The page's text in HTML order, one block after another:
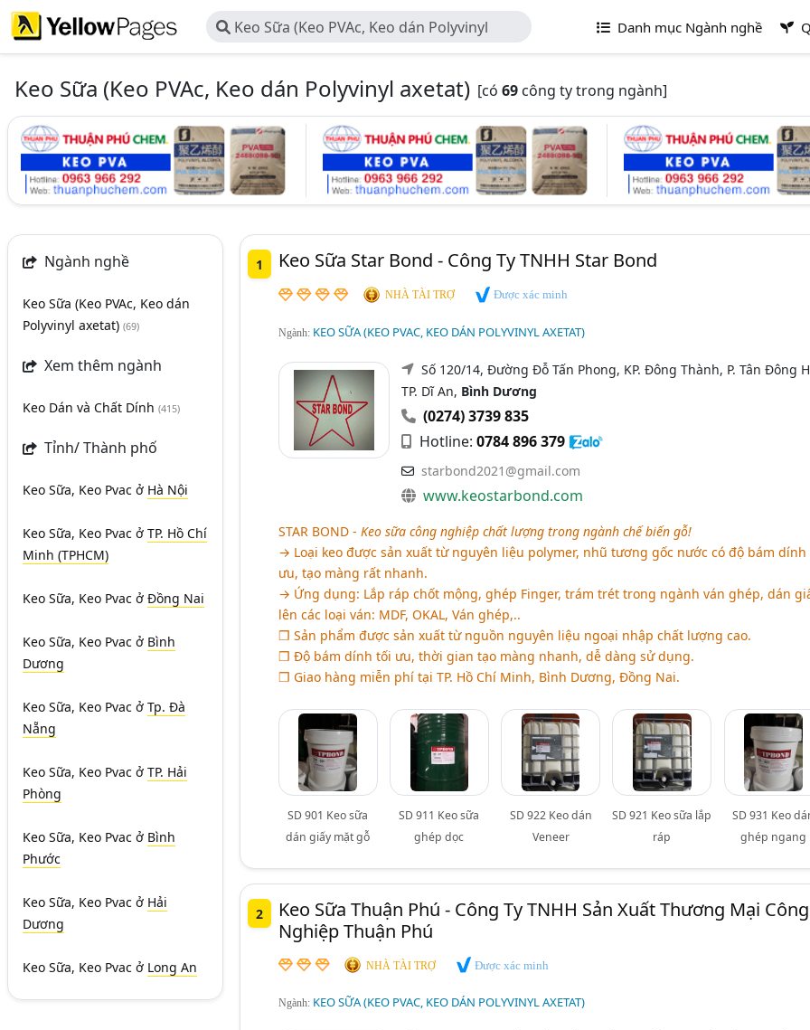
Keo Sữa (Keo PVAc, Keo dán Polyvinyl
axetat)
Danh mục Ngành nghề
Keo Sữa (Keo PVAc, Keo dán Polyvinyl axetat) [có 69 công ty trong ngành]
Ngành nghề
Keo Sữa (Keo PVAc, Keo dán
Polyvinyl axetat) (69)
Xem thêm ngành
Keo Dán và Chất Dính (415)
Tỉnh/ Thành phố
Keo Sữa, Keo Pvac ở Hà Nội
Keo Sữa, Keo Pvac ở TP. Hồ Chí
Minh (TPHCM)
Keo Sữa, Keo Pvac ở Đồng Nai
Keo Sữa, Keo Pvac ở Bình
Dương
Keo Sữa, Keo Pvac ở Tp. Đà
Nẵng
Keo Sữa, Keo Pvac ở TP. Hải
Phòng
Keo Sữa, Keo Pvac ở Bình
Phước
Keo Sữa, Keo Pvac ở Hải
Dương
Keo Sữa, Keo Pvac ở Long An
1 Keo Sữa Star Bond - Công Ty TNHH Star Bond
NHÀ TÀI TRỢ Được xác minh
Ngành: KEO SỮA (KEO PVAC, KEO DÁN POLYVINYL AXETAT)
Số 120/14, Đường Đỗ Tấn Phong, KP. Đông Thành, P. Tân Đông
TP. Dĩ An, Bình Dương
(0274) 3739 835
Hotline: 0784 896 379
starbond2021@gmail.com
www.keostarbond.com
STAR BOND - Keo sữa công nghiệp chất lượng trong ngành chế biến gỗ!
→ Loại keo được sản xuất từ nguyên liệu polymer, nhũ tương gốc nước có độ bám dính
ưu, tạo màng rất nhanh.
→ Ứng dụng: Lắp ráp chốt mộng, ghép Finger, trám trét trong ngành ván ghép, dán
lên các loại ván: MDF, OKAL, Ván ghép,..
❒ Sản phẩm được sản xuất từ nguồn nguyên liệu ngoại nhập chất lượng cao.
❒ Độ bám dính tối ưu, thời gian tạo màng nhanh, dễ dàng sử dụng.
❒ Giao hàng miễn phí tại TP. Hồ Chí Minh, Bình Dương, Đồng Nai.
SD 901 Keo sữa
dán giấy mặt gỗ
SD 911 Keo sữa
ghép dọc
SD 922 Keo dán
Veneer
SD 921 Keo sữa lắp
ráp
SD 931 Keo
ghép ngang
2
Keo Sữa Thuận Phú - Công Ty TNHH Sản Xuất Thương Mại Công
Nghiệp Thuận Phú
NHÀ TÀI TRỢ Được xác minh
Ngành: KEO SỮA (KEO PVAC, KEO DÁN POLYVINYL AXETAT)